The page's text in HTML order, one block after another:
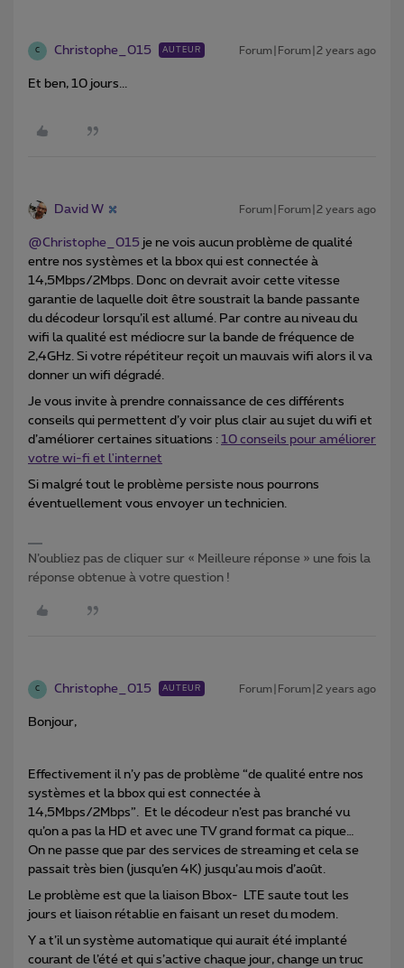
C Christophe_015 AUTEUR Forum|Forum|2 years ago
Et ben, 10 jours...
David W Forum|Forum|2 years ago
@Christophe_015 je ne vois aucun problème de qualité
entre nos systèmes et la bbox qui est connectée à
14,5Mbps/2Mbps. Donc on devrait avoir cette vitesse
garantie de laquelle doit être soustrait la bande passante
du décodeur lorsqu’il est allumé. Par contre au niveau du
wifi la qualité est médiocre sur la bande de fréquence de
2,4GHz. Si votre répétiteur reçoit un mauvais wifi alors il va
donner un wifi dégradé.
Je vous invite à prendre connaissance de ces différents
conseils qui permettent d’y voir plus clair au sujet du wifi et
d’améliorer certaines situations : 10 conseils pour améliorer
votre wi-fi et l'internet
Si malgré tout le problème persiste nous pourrons
éventuellement vous envoyer un technicien.
N’oubliez pas de cliquer sur « Meilleure réponse » une fois la
réponse obtenue à votre question !
C Christophe_015 AUTEUR Forum|Forum|2 years ago
Bonjour,
Effectivement il n’y pas de problème “de qualité entre nos
systèmes et la bbox qui est connectée à
14,5Mbps/2Mbps”. Et le décodeur n’est pas branché vu
qu’on a pas la HD et avec une TV grand format ca pique…
On ne passe que par des services de streaming et cela se
passait très bien (jusqu’en 4K) jusqu’au mois d’août.
Le problème est que la liaison Bbox- LTE saute tout les
jours et liaison rétablie en faisant un reset du modem.
Y a t’il un système automatique qui aurait été implanté
courant de l’été et qui s’active chaque jour, change un truc